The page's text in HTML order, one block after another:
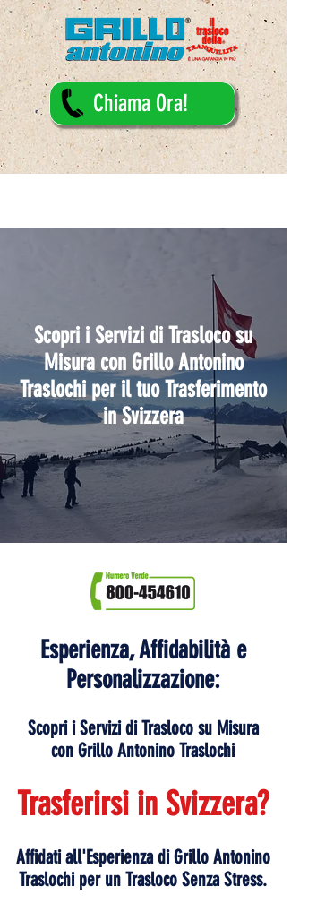
Chiama Ora!
Scopri i Servizi di Trasloco su
Misura con Grillo Antonino
Traslochi per il tuo Trasferimento
in Svizzera
Esperienza, Affidabilità e
Personalizzazione:
Scopri i Servizi di Trasloco su Misura
con Grillo Antonino Traslochi
Trasferirsi in Svizzera?
Affidati all'Esperienza di Grillo Antonino
Traslochi per un Trasloco Senza Stress.